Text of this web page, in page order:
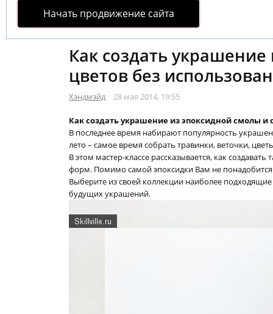
Начать продвижение сайта
Как создать
цветов без
Хэндмэйд 28 мая 2014, 19:55
Как создать украшение из эпоксидной смолы и
В последнее время набирают популярность
лето – самое время собрать травинки, веточки,
В этом мастер-классе рассказывается, как
форм. Помимо самой эпоксидки Вам не
Выберите из своей коллекции наиболее
будущих украшений.